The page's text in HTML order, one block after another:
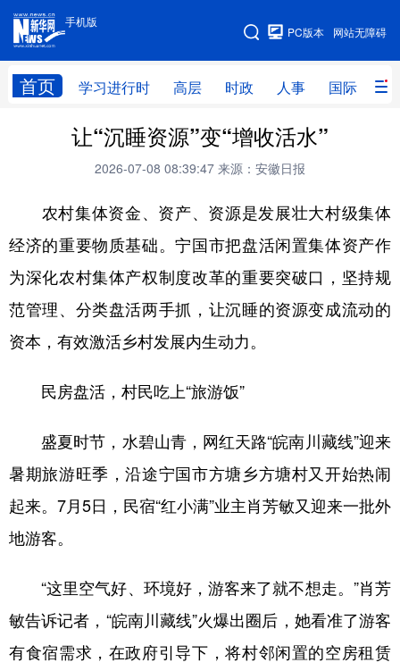
手机版
网站无障碍
PC版本
首页 学习进行时 高层 时政 人事 国际 财
手机版
网站地图
学习进行时 高层 时政
财经 网评
台湾 思客智库 全球连线 教育
科技 科创 量子 体育
文化 书画 健康 军事
访谈 视频 图片 政务
食品 人居 信息化
学术中国 乡村振兴 银龄 溯源中国
城市 旅游 能源 会展
彩票 娱乐 时尚 悦读
公益
文化产业
地方频道
让“沉睡资源”变“增收活水”
2026-07-08 08:39:47 来源：安徽日报
农村集体资金、资产、资源是发展壮大村级集体
经济的重要物质基础。宁国市把盘活闲置集体资产作
为深化农村集体产权制度改革的重要突破口，坚持规
范管理、分类盘活两手抓，让沉睡的资源变成流动的
资本，有效激活乡村发展内生动力。
民房盘活，村民吃上“旅游饭”
盛夏时节，水碧山青，网红天路“皖南川藏线”迎来
暑期旅游旺季，沿途宁国市方塘乡方塘村又开始热闹
起来。7月5日，民宿“红小满”业主肖芳敏又迎来一批外
地游客。
“这里空气好、环境好，游客来了就不想走。”肖芳
敏告诉记者，“皖南川藏线”火爆出圈后，她看准了游客
有食宿需求，在政府引导下，将村邻闲置的空房租赁